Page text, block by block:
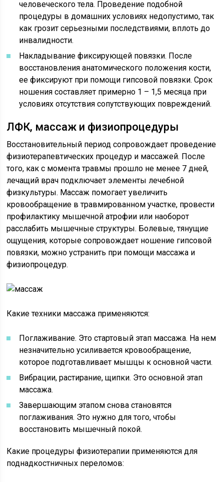
человеческого тела. Проведение подобной
процедуры в домашних условиях недопустимо, так
как грозит серьезными последствиями, вплоть до
инвалидности.
Накладывание фиксирующей повязки. После
восстановления анатомического положения кости,
ее фиксируют при помощи гипсовой повязки. Срок
ношения составляет примерно 1 – 1,5 месяца при
условиях отсутствия сопутствующих повреждений.
ЛФК, массаж и физиопроцедуры
Восстановительный период сопровождает проведение
физиотерапевтических процедур и массажей. После
того, как с момента травмы прошло не менее 7 дней,
лечащий врач подключает элементы лечебной
физкультуры. Массаж помогает увеличить
кровообращение в травмированном участке, провести
профилактику мышечной атрофии или наоборот
расслабить мышечные структуры. Болевые, тянущие
ощущения, которые сопровождает ношение гипсовой
повязки, можно устранить при помощи массажа и
физиопроцедур.
Какие техники массажа применяются:
Поглаживание. Это стартовый этап массажа. На нем
незначительно усиливается кровообращение,
которое подготавливает мышцы к основной части.
Вибрации, растирание, щипки. Это основной этап
массажа.
Завершающим этапом снова становятся
поглаживания. Это нужно для того, чтобы
восстановить мышечный покой.
Какие процедуры физиотерапии применяются для
поднадкостничных переломов: